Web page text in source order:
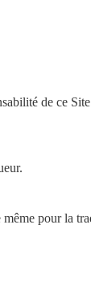
de ce
pour la